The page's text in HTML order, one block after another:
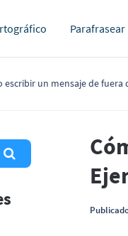
Parafrasear
escribir un mensaje de fuera